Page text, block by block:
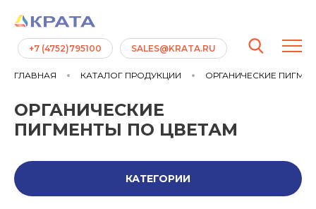
+7 (4752)795100 SALES@KRATA.RU
ГЛАВНАЯ КАТАЛОГ ПРОДУКЦИИ ОРГАНИЧЕСКИЕ
ОРГАНИЧЕСКИЕ
ПИГМЕНТЫ ПО ЦВЕТАМ
КАТЕГОРИИ